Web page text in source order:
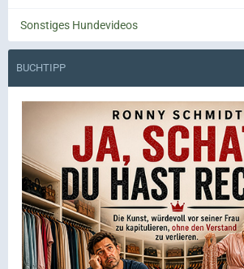
Sonstiges Hundevideos
BUCHTIPP